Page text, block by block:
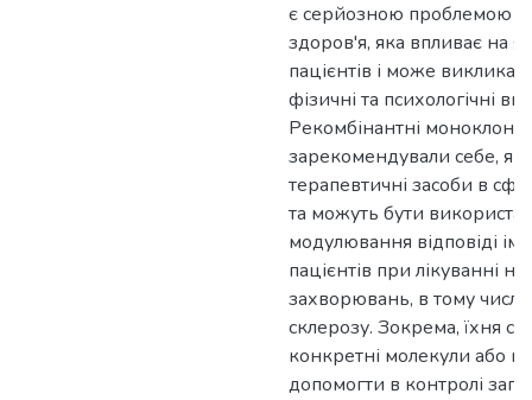
є серйозною проблемою
здоров'я, яка впливає на
пацієнтів і може
фізичні та психологічні
Рекомбінантні
зарекомендували себе, як
терапевтичні засоби в
та можуть бути
модулювання відповіді
пацієнтів при лікуванні
захворювань, в тому числі
склерозу. Зокрема, їхня
конкретні молекули або
допомогти в контролі